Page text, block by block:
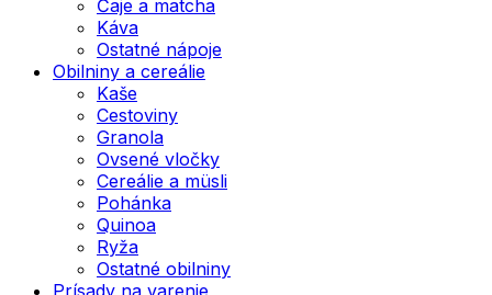
Čaje a matcha
Káva
Ostatné nápoje
Obilniny a cereálie
Kaše
Cestoviny
Granola
Ovsené vločky
Cereálie a müsli
Pohánka
Quinoa
Ryža
Ostatné obilniny
Prísady na varenie